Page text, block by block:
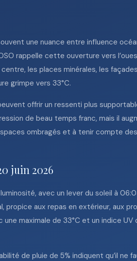
une nuance entre influence
rappelle cette ouverture vers
les places minérales, les
grimpe vers 33°C.
offrir un ressenti plus
de beau temps franc, mais il
ombragés et à tenir compte
juin 2026
avec un lever du soleil à
propice aux repas en extérieur, aux
maximale de 33°C et un indice
de pluie de 5% indiquent qu’il ne